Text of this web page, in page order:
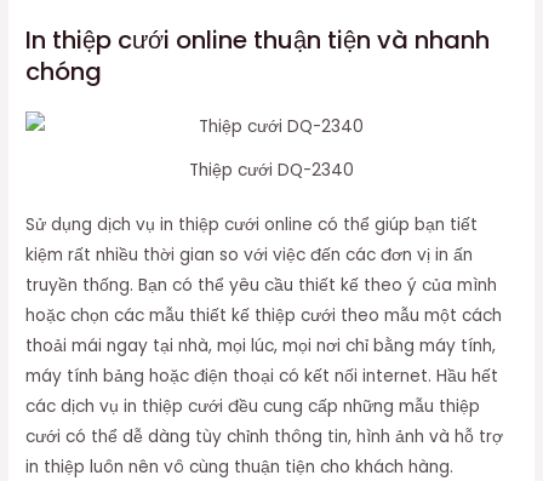
In thiệp cưới online thuận tiện và nhanh
chóng
Thiệp cưới DQ-2340
Sử dụng dịch vụ in thiệp cưới online có thể giúp bạn tiết
kiệm rất nhiều thời gian so với việc đến các đơn vị in ấn
truyền thống. Bạn có thể yêu cầu thiết kế theo ý của mình
hoặc chọn các mẫu thiết kế thiệp cưới theo mẫu một cách
thoải mái ngay tại nhà, mọi lúc, mọi nơi chỉ bằng máy tính,
máy tính bảng hoặc điện thoại có kết nối internet. Hầu hết
các dịch vụ in thiệp cưới đều cung cấp những mẫu thiệp
cưới có thể dễ dàng tùy chỉnh thông tin, hình ảnh và hỗ trợ
in thiệp luôn nên vô cùng thuận tiện cho khách hàng.